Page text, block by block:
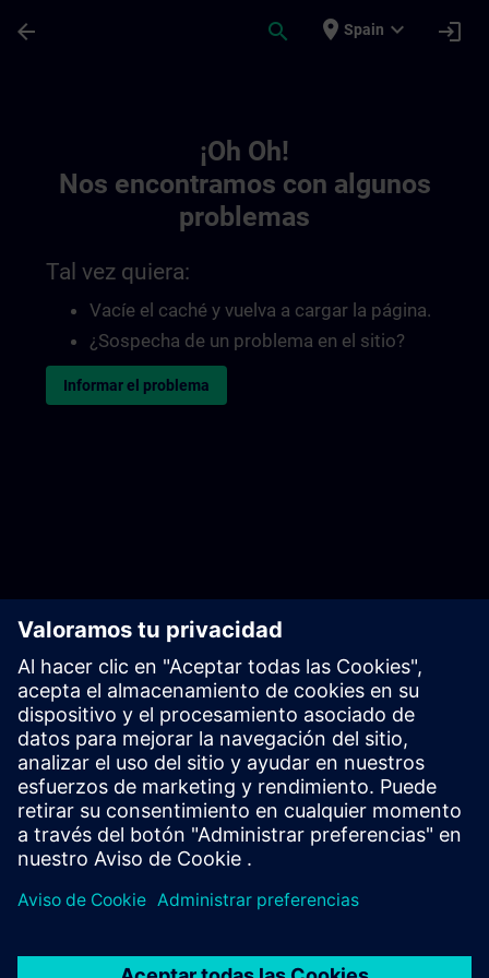
arrow_back search place Spain expand_more login
¡Oh Oh!
Nos encontramos con algunos
problemas
Tal vez quiera:
Vacíe el caché y vuelva a cargar la página.
¿Sospecha de un problema en el sitio?
Informar el problema